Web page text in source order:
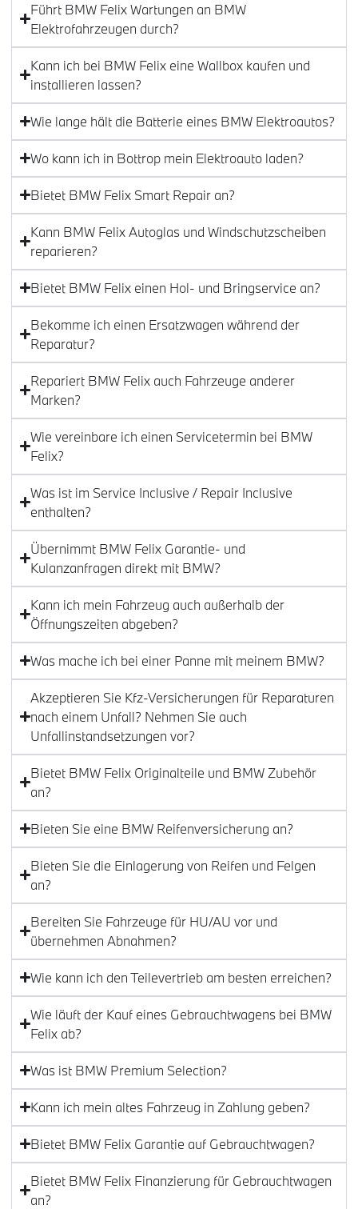
Führt BMW Felix Wartungen an BMW
Elektrofahrzeugen durch?
Kann ich bei BMW Felix eine Wallbox kaufen und
installieren lassen?
Wie lange hält die Batterie eines BMW Elektroautos?
Wo kann ich in Bottrop mein Elektroauto laden?
Bietet BMW Felix Smart Repair an?
Kann BMW Felix Autoglas und Windschutzscheiben
reparieren?
Bietet BMW Felix einen Hol- und Bringservice an?
Bekomme ich einen Ersatzwagen während der
Reparatur?
Repariert BMW Felix auch Fahrzeuge anderer
Marken?
Wie vereinbare ich einen Servicetermin bei BMW
Felix?
Was ist im Service Inclusive / Repair Inclusive
enthalten?
Übernimmt BMW Felix Garantie- und
Kulanzanfragen direkt mit BMW?
Kann ich mein Fahrzeug auch außerhalb der
Öffnungszeiten abgeben?
Was mache ich bei einer Panne mit meinem BMW?
Akzeptieren Sie Kfz-Versicherungen für Reparaturen
nach einem Unfall? Nehmen Sie auch
Unfallinstandsetzungen vor?
Bietet BMW Felix Originalteile und BMW Zubehör
an?
Bieten Sie eine BMW Reifenversicherung an?
Bieten Sie die Einlagerung von Reifen und Felgen
an?
Bereiten Sie Fahrzeuge für HU/AU vor und
übernehmen Abnahmen?
Wie kann ich den Teilevertrieb am besten erreichen?
Wie läuft der Kauf eines Gebrauchtwagens bei BMW
Felix ab?
Was ist BMW Premium Selection?
Kann ich mein altes Fahrzeug in Zahlung geben?
Bietet BMW Felix Garantie auf Gebrauchtwagen?
Bietet BMW Felix Finanzierung für Gebrauchtwagen
an?